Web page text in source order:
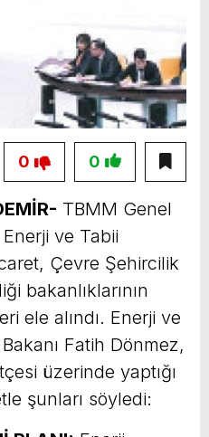
0
0
TBMM Genel
ve Tabii
Çevre Şehircilik
bakanlıklarının
ele alındı. Enerji ve
Fatih Dönmez,
üzerinde yaptığı
şunları söyledi: